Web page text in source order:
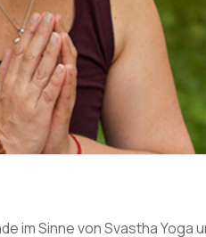
im Sinne von Svastha Yoga